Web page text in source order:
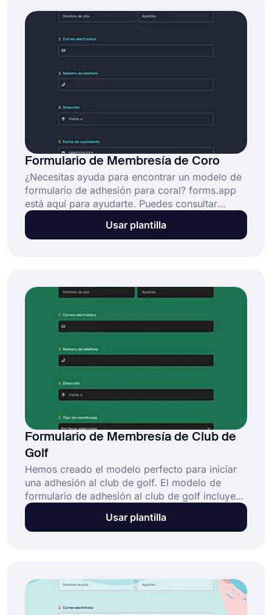
Formulario de Membresía de Coro
¿Necesitas ayuda para encontrar un modelo de
formulario de adhesión para coral? forms.app
está aquí para ayudarte. Puedes consultar
nuestra biblioteca, que ofrece miles de modelos
disponibles de forma gratuita! Elige un modelo
Usar plantilla
Formulario de Membresía de Club de
Golf
Hemos creado el modelo perfecto para iniciar
una adhesión al club de golf. El modelo de
formulario de adhesión al club de golf incluye
información relevante cuando desea que sus
posibles miembros se unan a su club. Con la
Usar plantilla